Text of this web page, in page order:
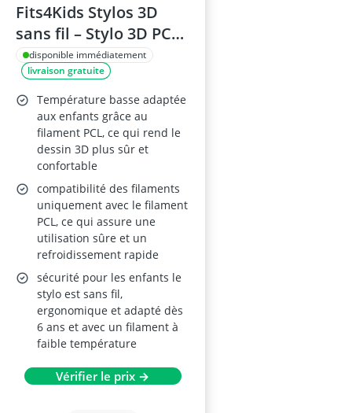
Fits4Kids Stylos 3D
sans fil – Stylo 3D PCL
60 m USB-C, Basse
Température –
Mallette XL, Kit de
démarrage Rose
disponible immédiatement
livraison gratuite
Température basse adaptée
aux enfants grâce au
filament PCL, ce qui rend le
dessin 3D plus sûr et
confortable
compatibilité des filaments
uniquement avec le filament
PCL, ce qui assure une
utilisation sûre et un
refroidissement rapide
sécurité pour les enfants le
stylo est sans fil,
ergonomique et adapté dès
6 ans et avec un filament à
faible température
Vérifier le prix →